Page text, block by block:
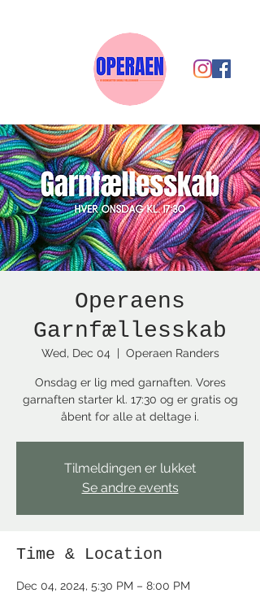
Operaens
Garnfællesskab
Wed, Dec 04
  |
Operaen Randers
Onsdag er lig med garnaften. Vores
garnaften starter kl. 17:30 og er gratis og
åbent for alle at deltage i.
Tilmeldingen er lukket
Se andre events
Time & Location
Dec 04, 2024, 5:30 PM – 8:00 PM